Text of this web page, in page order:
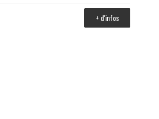
+ d'infos